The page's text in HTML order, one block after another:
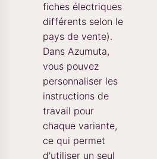
fiches électriques
différents selon le
pays de vente).
Dans Azumuta,
vous pouvez
personnaliser les
instructions de
travail pour
chaque variante,
ce qui permet
d'utiliser un seul